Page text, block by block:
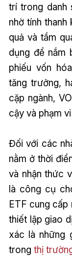
trí trong danh
nhờ tính
quả và tầm
dụng để nắm
phiếu vốn
tăng trưởng,
cặp ngành,
cậy và phạm
Đối với các
nằm ở thời
và nhận thức
là công cụ
ETF cung
thiết lập giao
xác là những
trong thị